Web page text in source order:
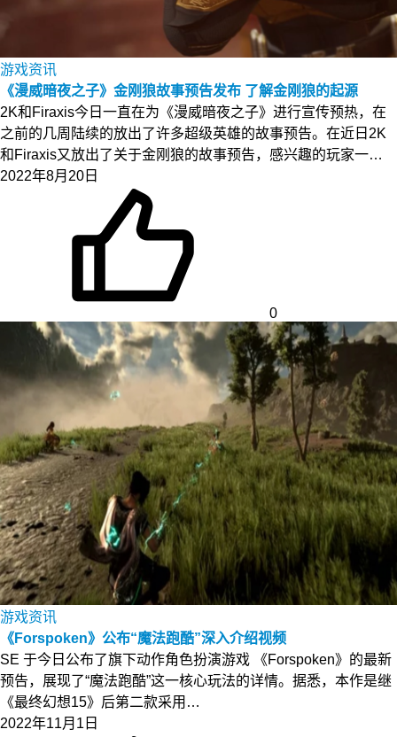
游戏资讯
《漫威暗夜之子》金刚狼故事预告发布 了解金刚狼的起源
2K和Firaxis今日一直在为《漫威暗夜之子》进行宣传预热，在
之前的几周陆续的放出了许多超级英雄的故事预告。在近日2K
和Firaxis又放出了关于金刚狼的故事预告，感兴趣的玩家一…
2022年8月20日
0
游戏资讯
《Forspoken》公布“魔法跑酷”深入介绍视频
SE 于今日公布了旗下动作角色扮演游戏 《Forspoken》的最新
预告，展现了“魔法跑酷”这一核心玩法的详情。据悉，本作是继
《最终幻想15》后第二款采用…
2022年11月1日